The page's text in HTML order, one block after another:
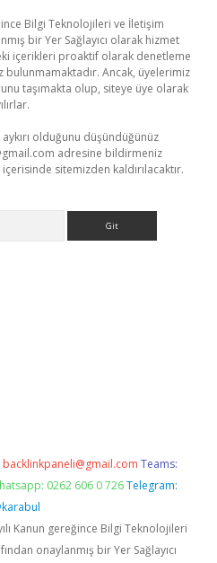
Bilgi Teknolojileri ve İletişim
bir Yer Sağlayıcı olarak hizmet
içerikleri proaktif olarak denetleme
bulunmamaktadır. Ancak, üyelerimiz
taşımakta olup, siteye üye olarak
olduğunu düşündüğünüz
adresine bildirmeniz
sitemizden kaldırılacaktır.
backlinkpaneli@gmail.com Teams:
0262 606 0 726 Telegram:
Kanun gereğince Bilgi Teknolojileri
onaylanmış bir Yer Sağlayıcı